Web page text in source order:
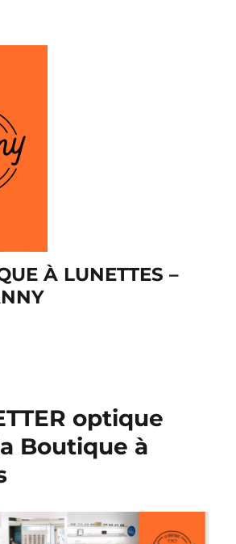
À LUNETTES –
optique
Boutique à